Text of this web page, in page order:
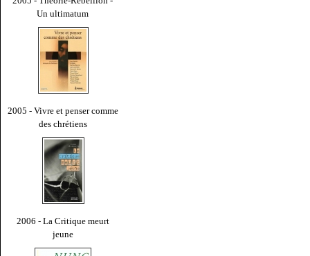
Un ultimatum
2005 - Vivre et penser comme
des chrétiens
2006 - La Critique meurt
jeune